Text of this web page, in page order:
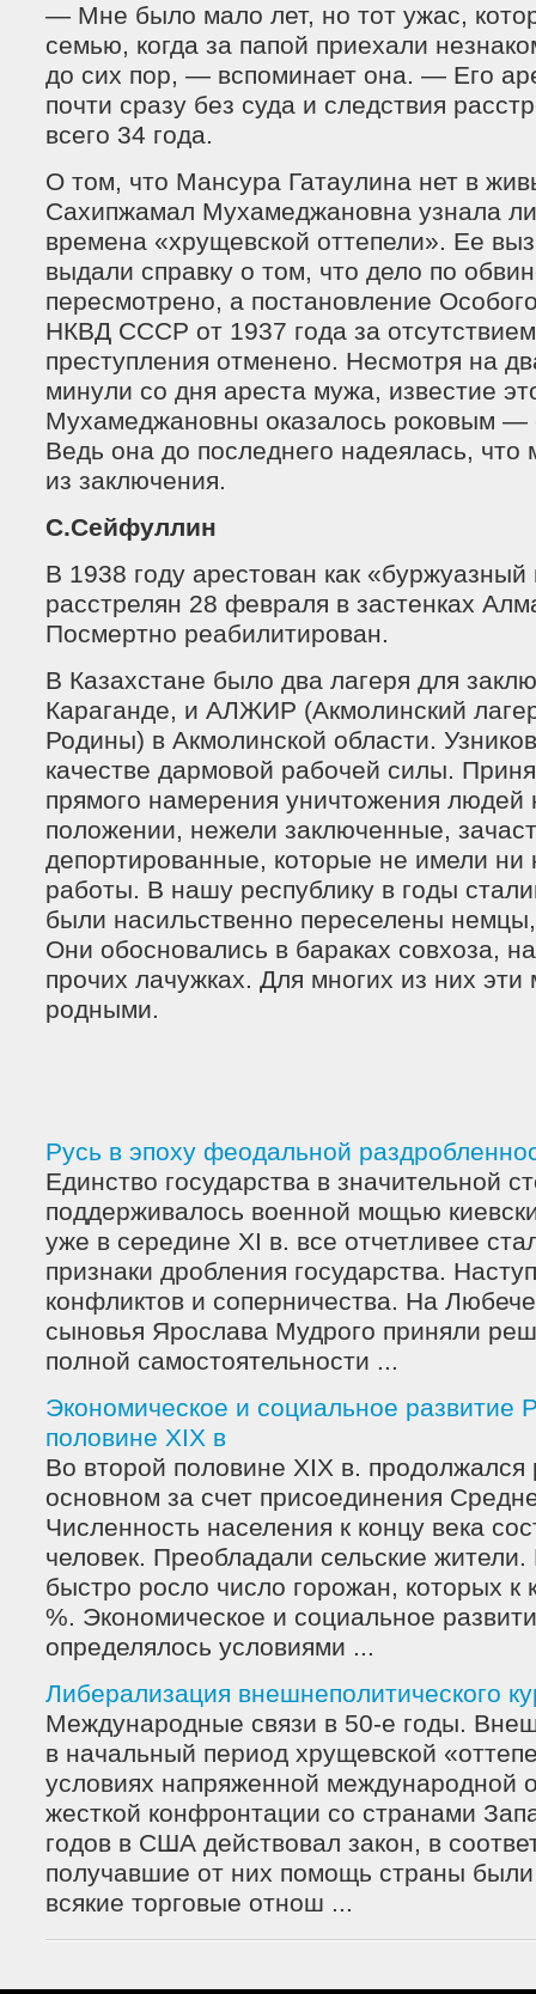
— Мне было мало лет, но тот ужас,
семью, когда за папой приехали
до сих пор, — вспоминает она. — Его
почти сразу без суда и следствия
всего 34 года.
О том, что Мансура Гатаулина нет в
Сахипжамал Мухамеджановна узнала
времена «хрущевской оттепели». Ее
выдали справку о том, что дело по
пересмотрено, а постановление
НКВД СССР от 1937 года за
преступления отменено. Несмотря на
минули со дня ареста мужа, известие
Мухамеджановны оказалось роковым —
Ведь она до последнего надеялась,
из заключения.
С.Сейфуллин
В 1938 году арестован как
расстрелян 28 февраля в застенках
Посмертно реабилитирован.
В Казахстане было два лагеря для
Караганде, и АЛЖИР (Акмолинский
Родины) в Акмолинской области.
качестве дармовой рабочей силы.
прямого намерения уничтожения
положении, нежели заключенные,
депортированные, которые не имели ни
работы. В нашу республику в годы
были насильственно переселены
Они обосновались в бараках совхоза,
прочих лачужках. Для многих из них эти
родными.
Русь в эпоху феодальной
Единство государства в значительной
поддерживалось военной мощью
уже в середине XI в. все отчетливее
признаки дробления государства.
конфликтов и соперничества. На
сыновья Ярослава Мудрого приняли
полной самостоятельности ...
Экономическое и социальное развитие
половине XIX в
Во второй половине XIX в. продолжался
основном за счет присоединения
Численность населения к концу века
человек. Преобладали сельские
быстро росло число горожан, которых к
%. Экономическое и социальное
определялось условиями ...
Либерализация внешнеполитического
Международные связи в 50-е годы.
в начальный период хрущевской
условиях напряженной международной
жесткой конфронтации со странами
годов в США действовал закон, в
получавшие от них помощь страны
всякие торговые отнош ...